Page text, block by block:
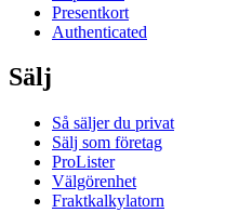
Presentkort
Authenticated
Sälj
Så säljer du privat
Sälj som företag
ProLister
Välgörenhet
Fraktkalkylatorn